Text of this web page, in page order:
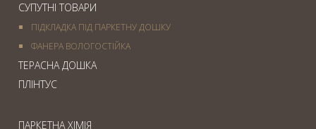
СУПУТНІ ТОВАРИ
ПІДКЛАДКА ПІД ПАРКЕТНУ ДОШКУ
ФАНЕРА ВОЛОГОСТІЙКА
ТЕРАСНА ДОШКА
ПЛІНТУС
ПАРКЕТНА ХІМІЯ